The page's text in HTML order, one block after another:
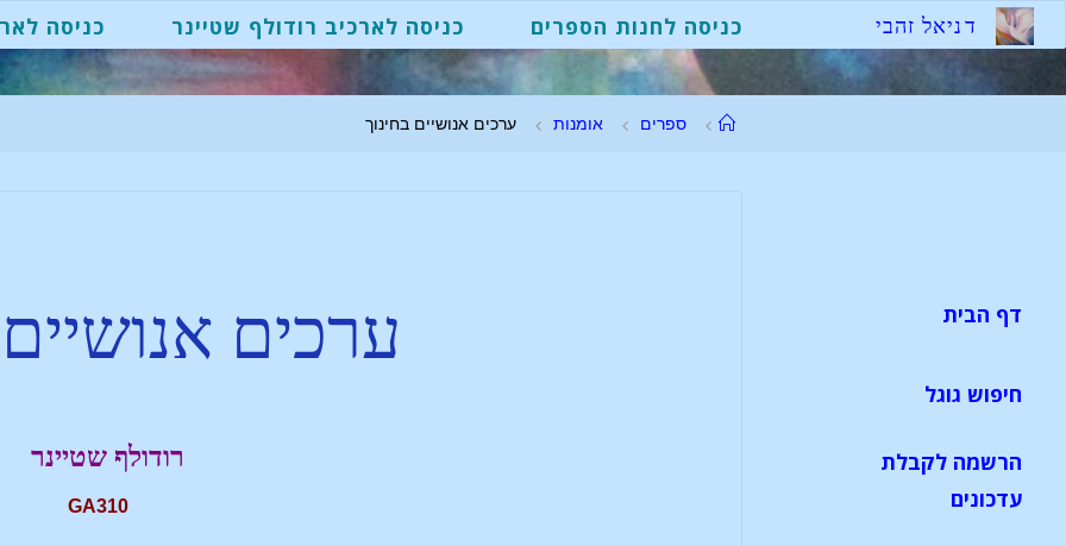
דניאל זהבי כניסה לחנות הספרים כניסה לארכיב רודולף שטיינר כניסה
ספרים אומנות ערכים אנושיים בחינוך
ערכים
רודולף שטיינר
GA310
דף הבית
חיפוש גוגל
הרשמה לקבלת
עדכונים